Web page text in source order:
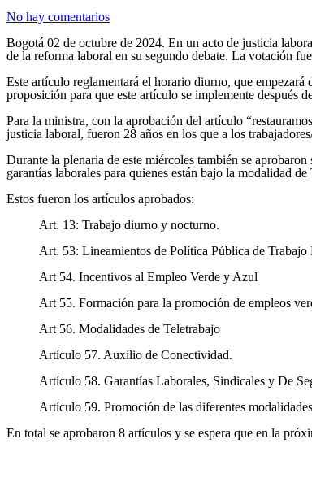
No hay comentarios
Bogotá 02 de octubre de 2024. En un acto de justicia
de la reforma laboral en su segundo debate. La votación
Este artículo reglamentará el horario diurno, que
proposición para que este artículo se implemente después
Para la ministra, con la aprobación del artículo
justicia laboral, fueron 28 años en los que a los
Durante la plenaria de este miércoles también se
garantías laborales para quienes están bajo la modalidad de
Estos fueron los artículos aprobados:
Art. 13: Trabajo diurno y nocturno.
Art. 53: Lineamientos de Política Pública de
Art 54. Incentivos al Empleo Verde y Azul
Art 55. Formación para la promoción de empleos
Art 56. Modalidades de Teletrabajo
Artículo 57. Auxilio de Conectividad.
Artículo 58. Garantías Laborales, Sindicales y De
Artículo 59. Promoción de las diferentes
En total se aprobaron 8 artículos y se espera que en la